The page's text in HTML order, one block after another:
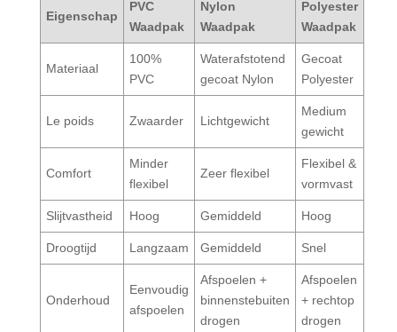
Eigenschap
PVC
Waadpak
Nylon
Waadpak
Polyester
Waadpak
Materiaal
100%
PVC
Waterafstotend
gecoat Nylon
Gecoat
Polyester
Le poids Zwaarder Lichtgewicht
Medium
gewicht
Comfort
Minder
flexibel
Zeer flexibel
Flexibel &
vormvast
Slijtvastheid Hoog Gemiddeld Hoog
Droogtijd Langzaam Gemiddeld Snel
Onderhoud
Eenvoudig
afspoelen
Afspoelen +
binnenstebuiten
drogen
Afspoelen
+ rechtop
drogen